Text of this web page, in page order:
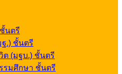
นตรี
.) ชั้นตรี
(มฐบ.) ชั้นตรี
รมศึกษา ชั้นตรี